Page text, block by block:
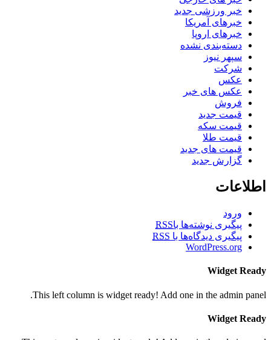
خبر ورزشی جدید
خبرهای آمریکا
خبرهای اروپا
دسته‌بندی نشده
سپهر نیوز
شرکت
عکس
عکس های خبر
فروش
قیمت جدید
قیمت سکه
قیمت طلا
قیمت های جدید
گزارش جدید
اطلاعات
ورود
پیگیری نوشته‌ها باRSS
پیگیری دیدگاه‌ها با RSS
WordPress.org
Widget Ready
This left column is widget ready! Add one in the admin panel.
Widget Ready